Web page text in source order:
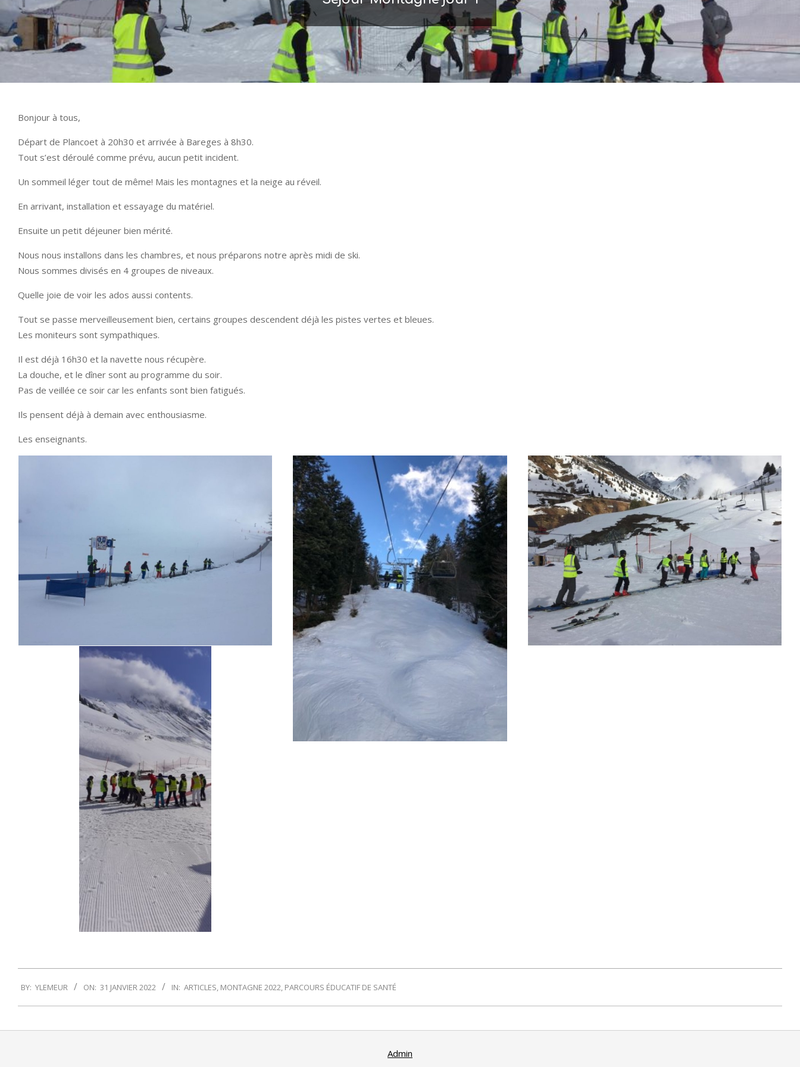
Bonjour à tous,
Départ de Plancoet à 20h30 et arrivée à Bareges à 8h30.
Tout s’est déroulé comme prévu, aucun petit incident.
Un sommeil léger tout de même! Mais les montagnes et la neige au réveil.
En arrivant, installation et essayage du matériel.
Ensuite un petit déjeuner bien mérité.
Nous nous installons dans les chambres, et nous préparons notre après midi de ski.
Nous sommes divisés en 4 groupes de niveaux.
Quelle joie de voir les ados aussi contents.
Tout se passe merveilleusement bien, certains groupes descendent déjà les pistes vertes et bleues.
Les moniteurs sont sympathiques.
Il est déjà 16h30 et la navette nous récupère.
La douche, et le dîner sont au programme du soir.
Pas de veillée ce soir car les enfants sont bien fatigués.
Ils pensent déjà à demain avec enthousiasme.
Les enseignants.
01-
31
BY: YLEMEUR ON: 31 JANVIER 2022 IN: ARTICLES, MONTAGNE 2022, PARCOURS ÉDUCATIF DE SANTÉ
Admin